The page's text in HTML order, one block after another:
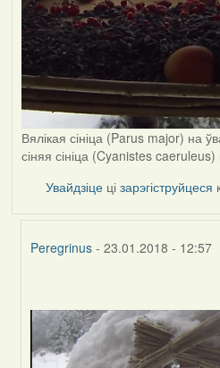
Вялікая сініца (Parus major) на
сіняя сініца (Cyanistes
Увайдзіце цізарэгіструйцеся
Peregrinus - 23.01.2018 - 12:57
to
by
Пятрас